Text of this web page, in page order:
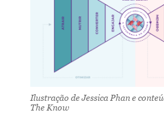
Ilustração de Jessica Phan e
The Know